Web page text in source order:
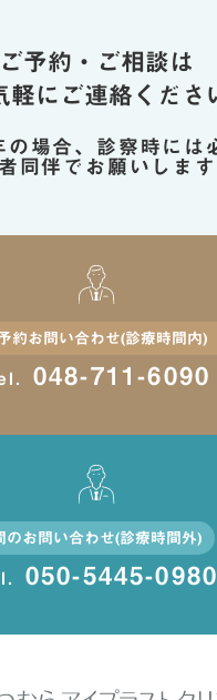
の場合、診察時には
同伴でお願いします
ご予約・ご相談は
軽にご連絡くださ
約お問い合わせ(診療時間内)
048-711-6090
のお問い合わせ(診療時間外)
050-5445-0980